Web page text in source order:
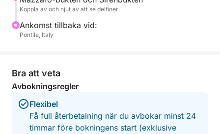
- Champagne, säsongens frukter och snacks
- Ljudsystem för att förbättra upplevelsen
- Professionell besättning för att säkerställa komfort
Ta gärna med egen mat ombord för en personlig
upplevelse.
Boka din heldagstur nu och upplev den sicilianska
kustens skönhet i lyx och stil!
Koppla av och njut av att se delfiner
Ankomst tillbaka vid:
Pontile, Italy
Bra att veta
Avbokningsregler
Flexibel
Få full återbetalning när du avbokar minst 24
timmar före bokningens start (exklusive